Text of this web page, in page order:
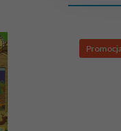
Promocja